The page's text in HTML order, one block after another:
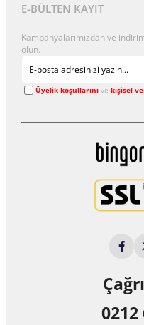
E-BÜLTEN KAYIT
Kampanyalarımızdan ve
olun.
Üyelik koşullarınıve kişisel
0212